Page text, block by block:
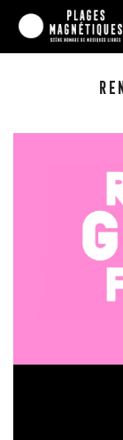
Passer
contenu